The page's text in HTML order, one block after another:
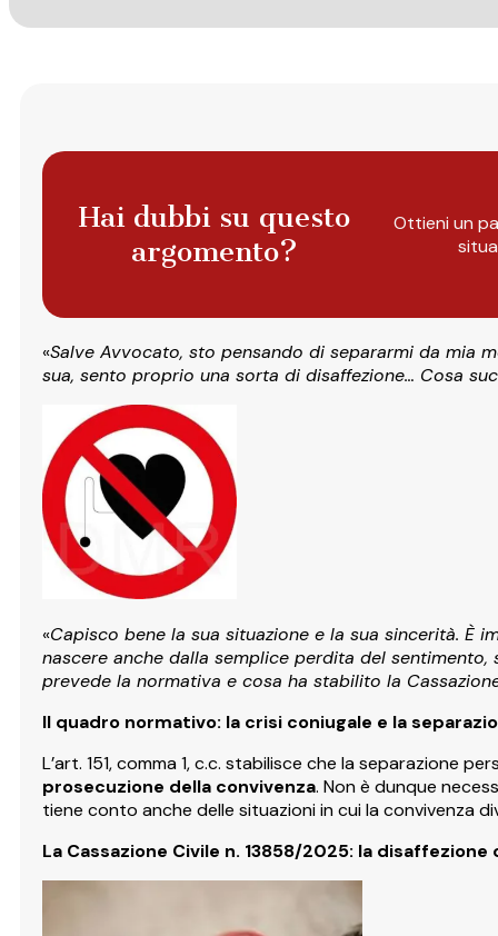
Hai dubbi su questo
argomento?
Ottieni un
«Salve Avvocato, sto pensando di separarmi da mia
sua, sento proprio una sorta di disaffezione… Cosa
«Capisco bene la sua situazione e la sua sincerità. È
nascere anche dalla semplice perdita del
prevede la normativa e cosa ha stabilito la
Il quadro normativo: la crisi coniugale e la
L’art. 151, comma 1, c.c. stabilisce che la separazione
prosecuzione della convivenza. Non è dunque
tiene conto anche delle situazioni in cui la convivenza
La Cassazione Civile n. 13858/2025: la